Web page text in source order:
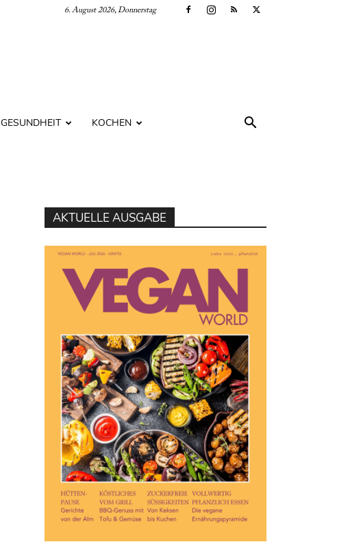
6. August 2026, Donnerstag
GESUNDHEIT KOCHEN
AKTUELLE AUSGABE